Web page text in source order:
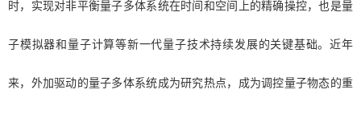
时，实现对非平衡量子多体系统在时间和空间上的精确操控，也是量
子模拟器和量子计算等新一代量子技术持续发展的关键基础。近年
来，外加驱动的量子多体系统成为研究热点，成为调控量子物态的重